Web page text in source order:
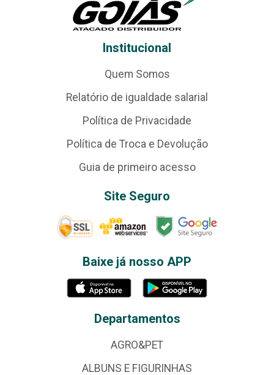
Institucional
Quem Somos
Relatório de igualdade salarial
Política de Privacidade
Política de Troca e Devolução
Guia de primeiro acesso
Site Seguro
Baixe já nosso APP
Departamentos
AGRO&PET
ALBUNS E FIGURINHAS